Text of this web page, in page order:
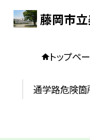
藤岡市
トップペ
通学路危険箇